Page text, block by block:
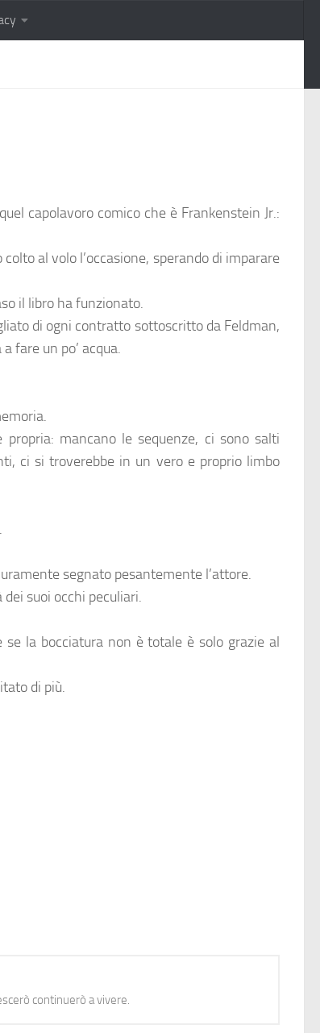
capolavoro comico che è Frankenstein Jr.:
al volo l’occasione, sperando di imparare
il libro ha funzionato.
di ogni contratto sottoscritto da Feldman,
fare un po’ acqua.
mancano le sequenze, ci sono salti
ci si troverebbe in un vero e proprio limbo
segnato pesantemente l’attore.
suoi occhi peculiari.
la bocciatura non è totale è solo grazie al
di più.
continuerò a vivere.